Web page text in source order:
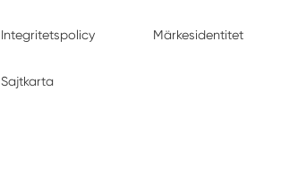
Integritetspolicy Märkesidentitet
Sajtkarta